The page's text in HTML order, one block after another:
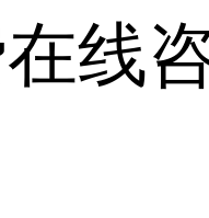
线